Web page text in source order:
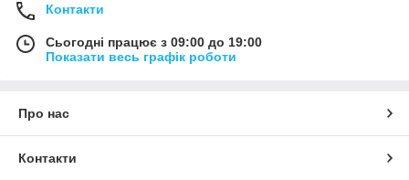
Контакти
Сьогодні працює з 09:00 до 19:00
Показати весь графік роботи
Про нас
Контакти